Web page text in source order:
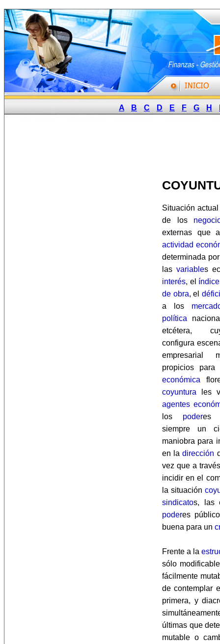
A B C D E F G H
Situación
de los
externas que
actividad
determinada
las variables
interés, el índice
de obra, el
a los
política
etcétera,
configura
empresarial
propicios
económica
coyuntura les
agentes
los poderes
siempre un
maniobra para
en ladirección
vez que a
incidir en el
la situación
sindicatos, las
poderes
buena para un
Frente a la
sólo
fácilmente
de contemplar
primera, y
últimas que
mutable o